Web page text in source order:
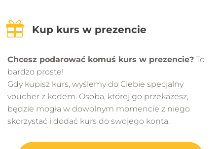
9 min 11 s
03.09 - Materiały V-ray - Marmurowa podłoga
9 min 20 s
03.10 - Materiały V-ray - Ściany
9 min 45 s
03.11 - Materiały V-ray - Zasłony
Kup kurs w prezencie
Chcesz podarować komuś kurs w prezencie? To
bardzo proste!
Gdy kupisz kurs, wyślemy do Ciebie specjalny
voucher z kodem. Osoba, której go przekażesz,
będzie mogła w dowolnym momencie z niego
skorzystać i dodać kurs do swojego konta.